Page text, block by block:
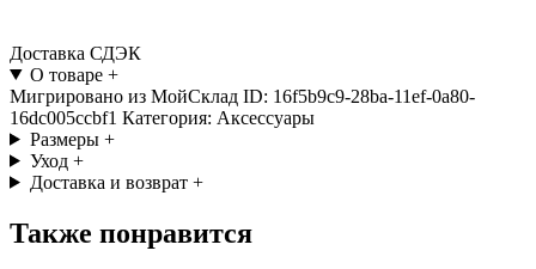
Доставка СДЭК
О товаре +
Мигрировано из МойСклад ID: 16f5b9c9-28ba-11ef-0a80-
16dc005ccbf1 Категория: Аксессуары
Размеры +
Уход +
Доставка и возврат +
Также понравится